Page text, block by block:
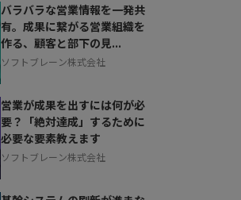
バラバラな営業情報を一発共
有。成果に繋がる営業組織を
作る、顧客と部下の見...
ソフトブレーン株式会社
営業が成果を出すには何が必
要？「絶対達成」するために
必要な要素教えます
ソフトブレーン株式会社